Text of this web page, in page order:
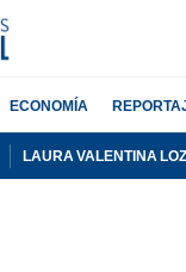
ECONOMÍA
LAURA VALENTINA